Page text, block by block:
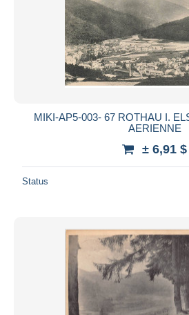
MIKI-AP5-003- 67 ROTHAU I.
AERIENNE
± 6,91 $
Status